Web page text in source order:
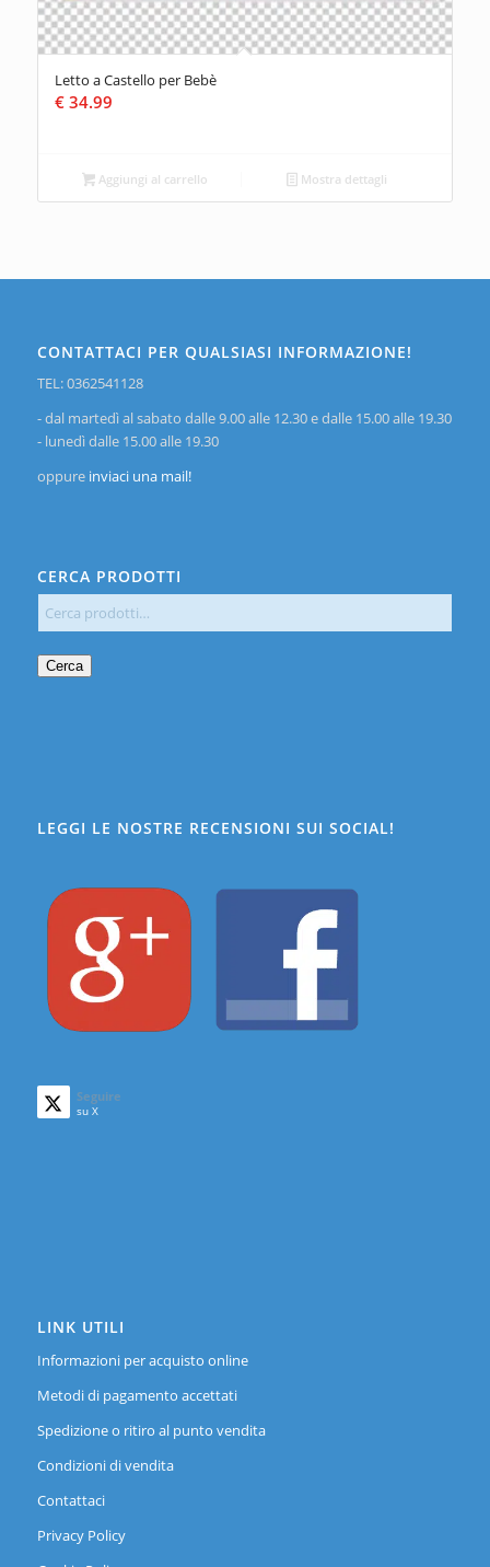
Letto a Castello per Bebè
€34.99
Aggiungi al carrello Mostra dettagli
CONTATTACI PER QUALSIASI INFORMAZIONE!
TEL: 0362541128
- dal martedì al sabato dalle 9.00 alle 12.30 e dalle 15.00 alle 19.30
- lunedì dalle 15.00 alle 19.30
oppureinviaci una mail!
CERCA PRODOTTI
Cerca
LEGGI LE NOSTRE RECENSIONI SUI SOCIAL!
Seguire
su X
LINK UTILI
Informazioni per acquisto online
Metodi di pagamento accettati
Spedizione o ritiro al punto vendita
Condizioni di vendita
Contattaci
Privacy Policy